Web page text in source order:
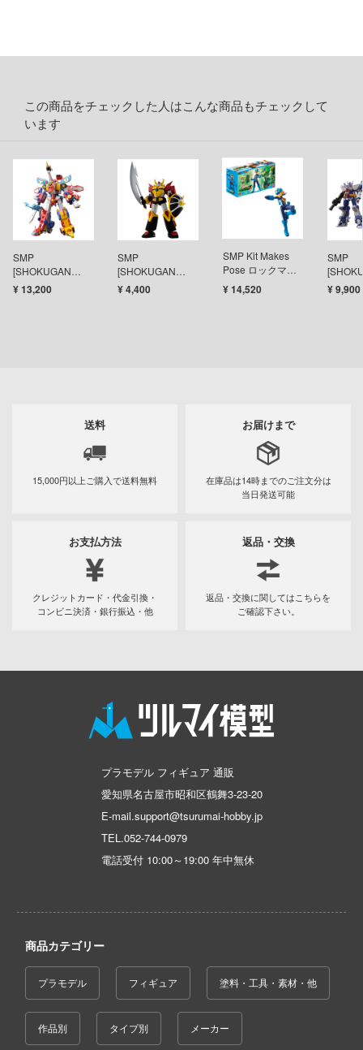
この商品をチェックした人はこんな商品もチェックして
います
SMP
[SHOKUGAN
MODELING
PROJECT]タツノ
¥ 13,200
SMP
[SHOKUGAN
MODELING
PROJECT] タイム
¥ 4,400
SMP Kit Makes
Pose ロックマン
エグゼ 01【1BOX
¥ 14,520
SMP
¥ 9,900
シリーズ
パトレイバー
ナデシコ
GRIDMAN
ージョウ
で割り切れない
太郎
うさぎですか？
ちのメイドラゴン
らしい世界に祝福を！
トヒルシリーズ
MISSIONS (サーティ ミニッツ ミッ
バード
送料
15,000円以上ご購入で送料無料
お届けまで
在庫品は14時までのご注文分は
当日発送可能
お支払方法
クレジットカード・代金引換・
コンビニ決済・銀行振込・他
返品・交換
返品・交換に関してはこちらを
ご確認下さい。
プラモデル フィギュア 通販
愛知県名古屋市昭和区鶴舞3-23-20
E-mail.support@tsurumai-hobby.jp
TEL.052-744-0979
電話受付 10:00～19:00 年中無休
商品カテゴリー
プラモデル フィギュア 塗料・工具・素材・他
作品別 タイプ別 メーカー